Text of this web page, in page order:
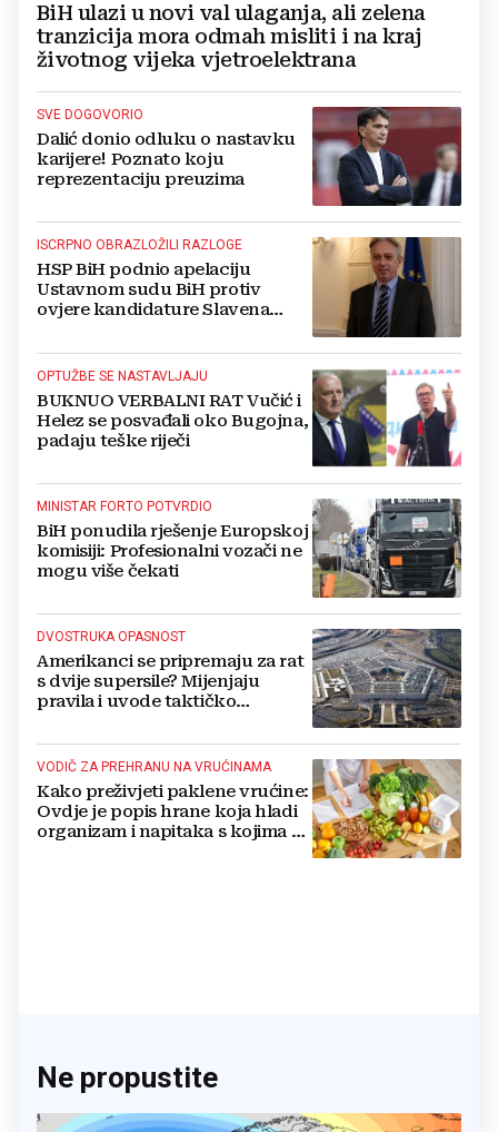
BiH ulazi u novi val ulaganja, ali zelena
tranzicija mora odmah misliti i na kraj
životnog vijeka vjetroelektrana
SVE DOGOVORIO
Dalić donio odluku o nastavku
karijere! Poznato koju
reprezentaciju preuzima
ISCRPNO OBRAZLOŽILI RAZLOGE
HSP BiH podnio apelaciju
Ustavnom sudu BiH protiv
ovjere kandidature Slavena
OPTUŽBE SE NASTAVLJAJU
BUKNUO VERBALNI RAT Vučić i
Helez se posvađali oko Bugojna,
padaju teške riječi
MINISTAR FORTO POTVRDIO
BiH ponudila rješenje Europskoj
komisiji: Profesionalni vozači ne
mogu više čekati
DVOSTRUKA OPASNOST
Amerikanci se pripremaju za rat
s dvije supersile? Mijenjaju
pravila i uvode taktičko
VODIČ ZA PREHRANU NA VRUĆINAMA
Kako preživjeti paklene vrućine:
Ovdje je popis hrane koja hladi
organizam i napitaka s kojima si
Ne propustite